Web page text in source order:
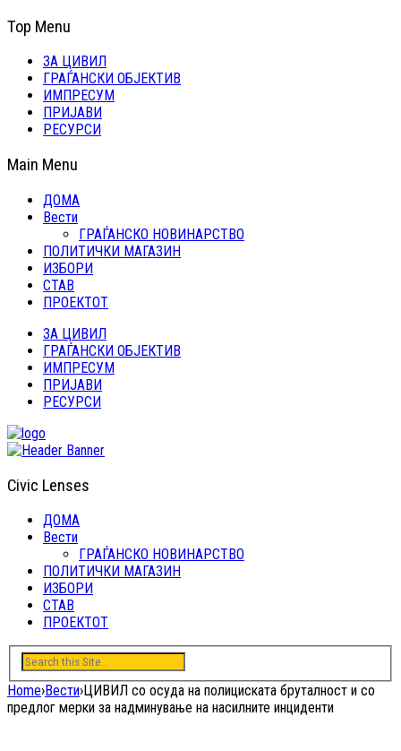
Top Menu
ЗА ЦИВИЛ
ГРАЃАНСКИ ОБЈЕКТИВ
ИМПРЕСУМ
ПРИЈАВИ
РЕСУРСИ
Main Menu
ДОМА
Вести
ГРАЃАНСКО НОВИНАРСТВО
ПОЛИТИЧКИ МАГАЗИН
ИЗБОРИ
СТАВ
ПРОЕКТОТ
ЗА ЦИВИЛ
ГРАЃАНСКИ ОБЈЕКТИВ
ИМПРЕСУМ
ПРИЈАВИ
РЕСУРСИ
Civic Lenses
ДОМА
Вести
ГРАЃАНСКО НОВИНАРСТВО
ПОЛИТИЧКИ МАГАЗИН
ИЗБОРИ
СТАВ
ПРОЕКТОТ
Home›Вести›ЦИВИЛ со осуда на полициската бруталност и со
предлог мерки за надминување на насилните инциденти